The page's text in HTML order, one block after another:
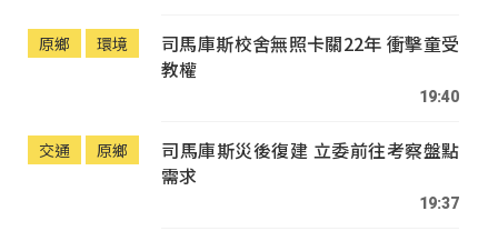
原鄉 環境
司馬庫斯校舍無照卡關22年 衝擊童受
教權
19:40
交通 原鄉
司馬庫斯災後復建 立委前往考察盤點
需求
19:37